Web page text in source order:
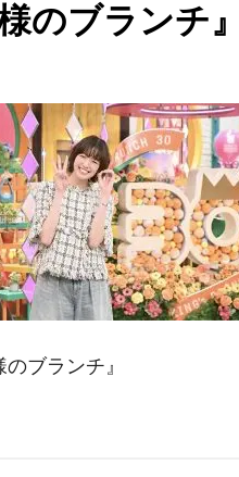
様のブランチ』
のブランチ』